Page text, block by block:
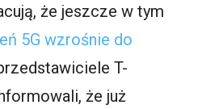
że jeszcze w tym
5G wzrośnie do
T-
że już